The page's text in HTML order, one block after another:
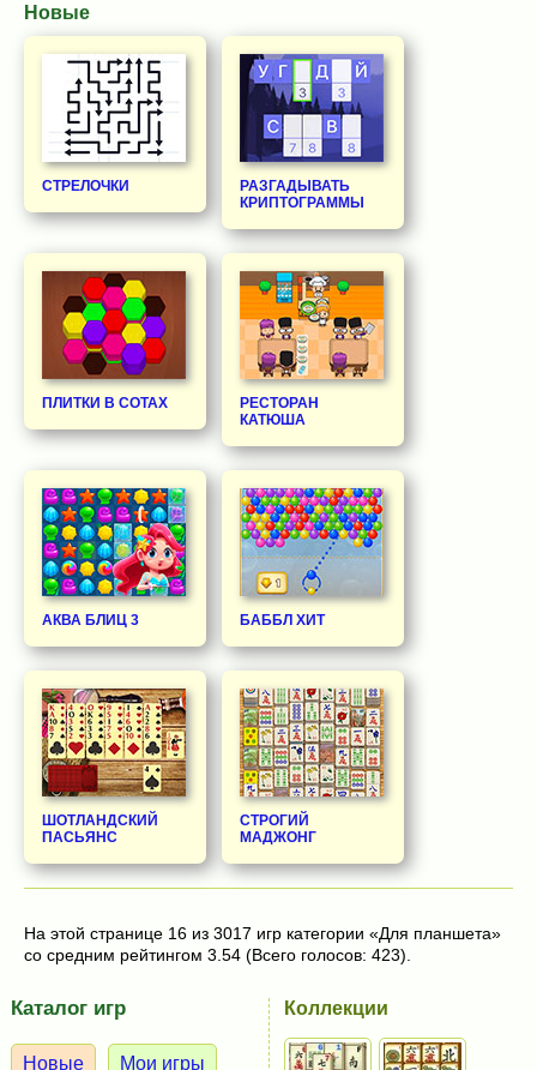
Новые
СТРЕЛОЧКИ
РАЗГАДЫВАТЬ
КРИПТОГРАММЫ
ПЛИТКИ В СОТАХ
РЕСТОРАН
КАТЮША
АКВА БЛИЦ 3 БАББЛ ХИТ
ШОТЛАНДСКИЙ
ПАСЬЯНС
СТРОГИЙ
МАДЖОНГ
На этой странице 16 из 3017 игр категории «Для планшета»
со средним рейтингом 3.54 (Всего голосов: 423).
Каталог игр
Новые Мои игры
Коллекции